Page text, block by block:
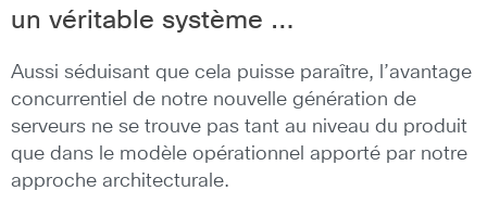
un véritable système …
Aussi séduisant que cela puisse paraître, l’avantage
concurrentiel de notre nouvelle génération de
serveurs ne se trouve pas tant au niveau du produit
que dans le modèle opérationnel apporté par notre
approche architecturale.